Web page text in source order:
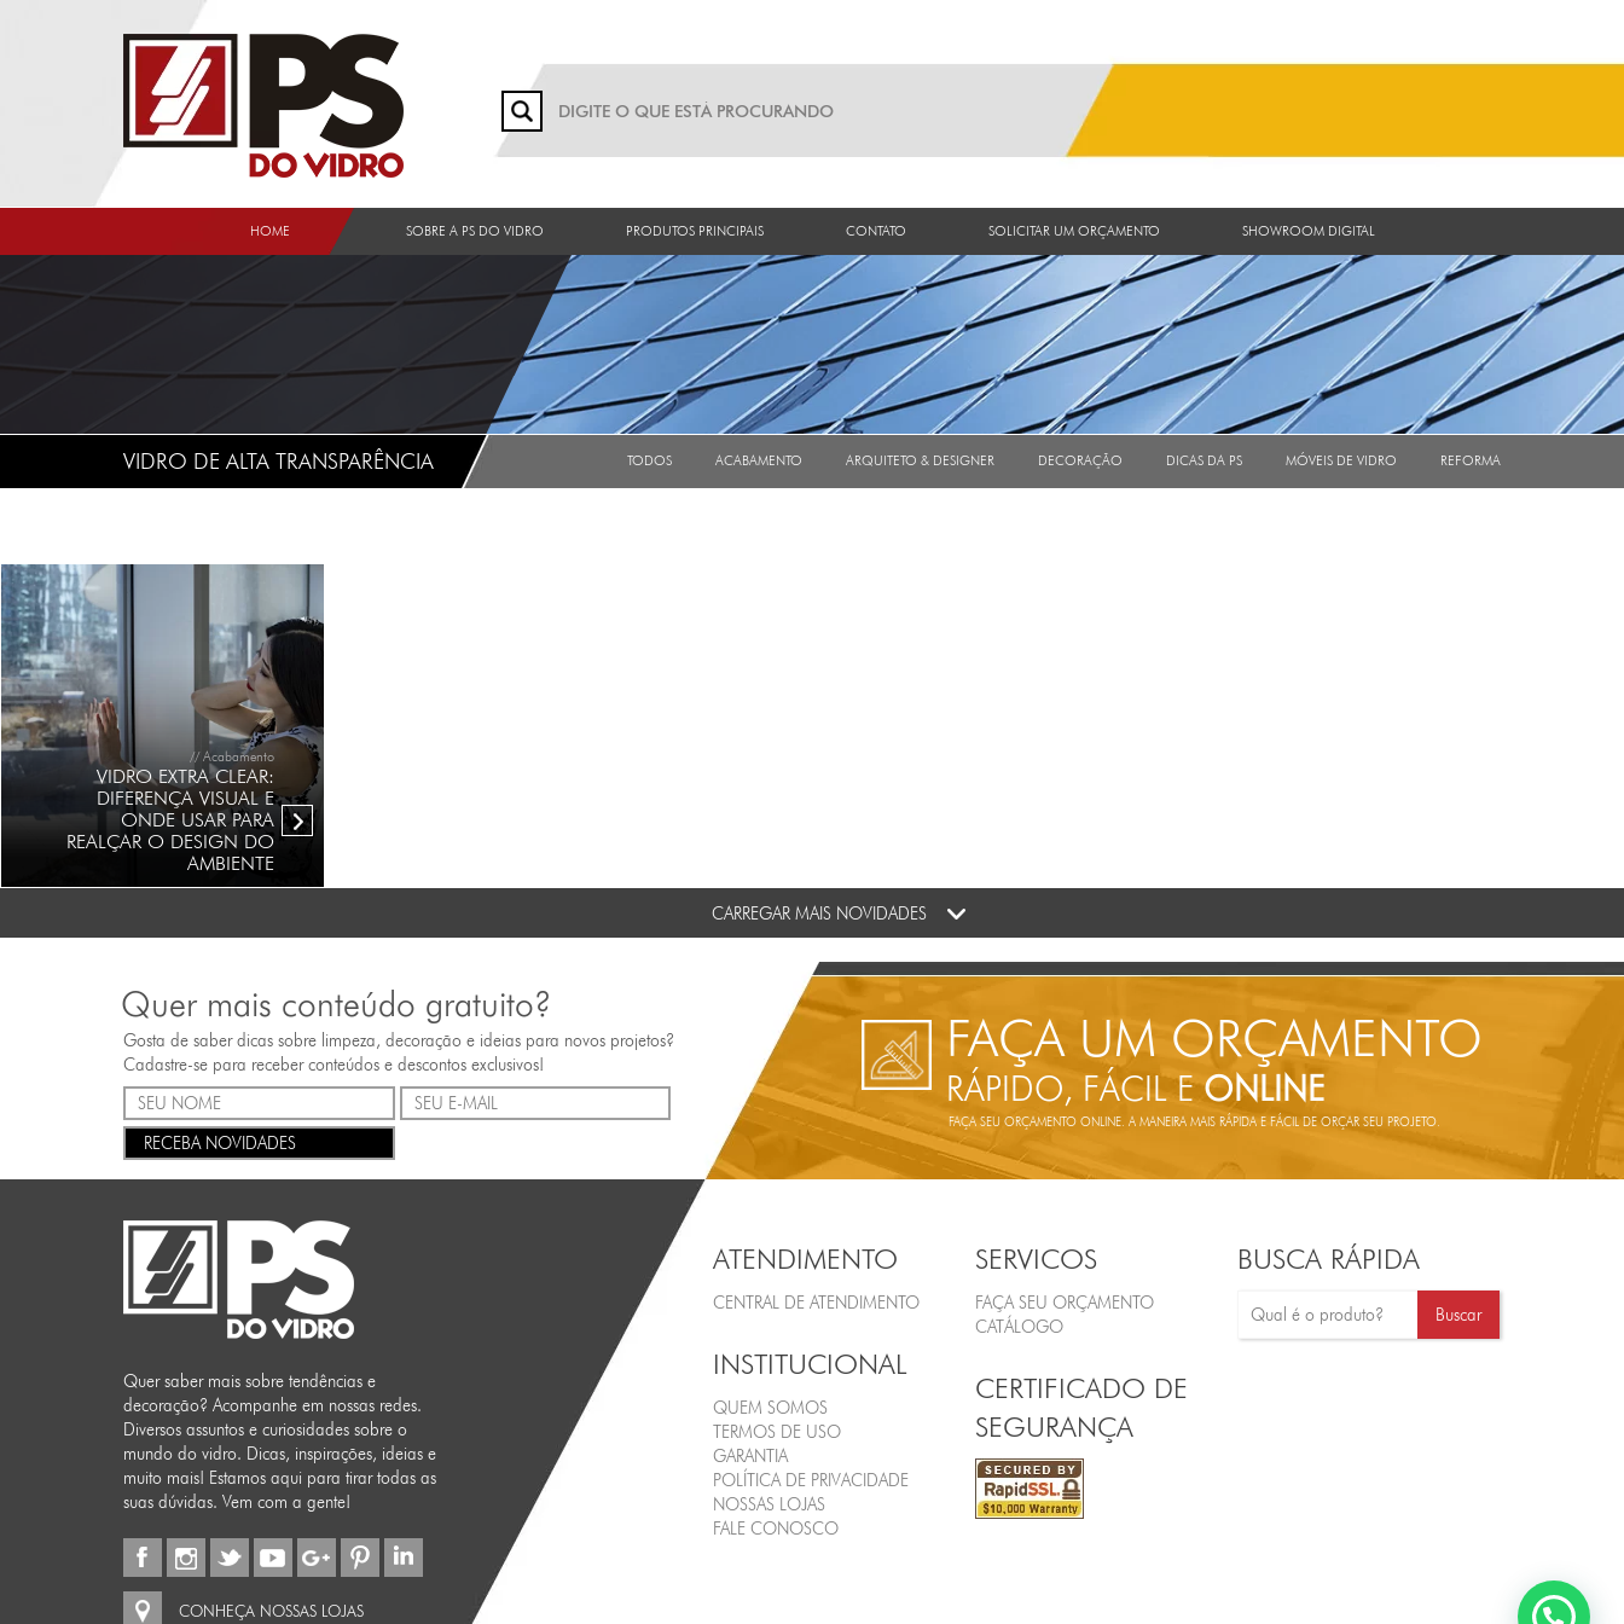
HOME SOBRE A PS DO VIDRO PRODUTOS PRINCIPAIS CONTATO SOLICITAR UM ORÇAMENTO SHOWROOM DIGITAL
VIDRO DE ALTA TRANSPARÊNCIA TODOS ACABAMENTO ARQUITETO & DESIGNER DECORAÇÃO DICAS DA PS MÓVEIS DE VIDRO REFORMA
// Acabamento
VIDRO EXTRA CLEAR:
DIFERENÇA VISUAL E
ONDE USAR PARA
REALÇAR O DESIGN DO
AMBIENTE
CARREGAR MAIS NOVIDADES
Quer mais conteúdo gratuito?
Gosta de saber dicas sobre limpeza, decoração e ideias para novos projetos?
Cadastre-se para receber conteúdos e descontos exclusivos!
RECEBA NOVIDADES
FAÇA UM ORÇAMENTO
RÁPIDO, FÁCIL EONLINE
FAÇA SEU ORÇAMENTO ONLINE. A MANEIRA MAIS RÁPIDA E FÁCIL DE ORÇAR SEU PROJETO.
Quer saber mais sobre tendências e
decoração? Acompanhe em nossas redes.
Diversos assuntos e curiosidades sobre o
mundo do vidro. Dicas, inspirações, ideias e
muito mais! Estamos aqui para tirar todas as
suas dúvidas. Vem com a gente!
CONHEÇA NOSSAS LOJAS
ATENDIMENTO
CENTRAL DE ATENDIMENTO
INSTITUCIONAL
QUEM SOMOS
TERMOS DE USO
GARANTIA
POLÍTICA DE PRIVACIDADE
NOSSAS LOJAS
FALE CONOSCO
SERVICOS
FAÇA SEU ORÇAMENTO
CATÁLOGO
CERTIFICADO DE
SEGURANÇA
BUSCA RÁPIDA